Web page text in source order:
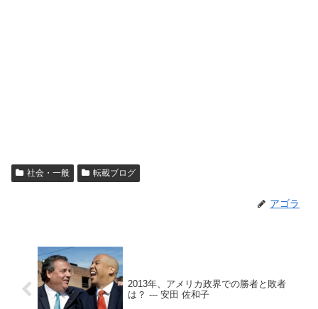
社会・一般 転載ブログ
アゴラ
2013年、アメリカ政界での勝者と敗者
は？ --- 安田 佐和子